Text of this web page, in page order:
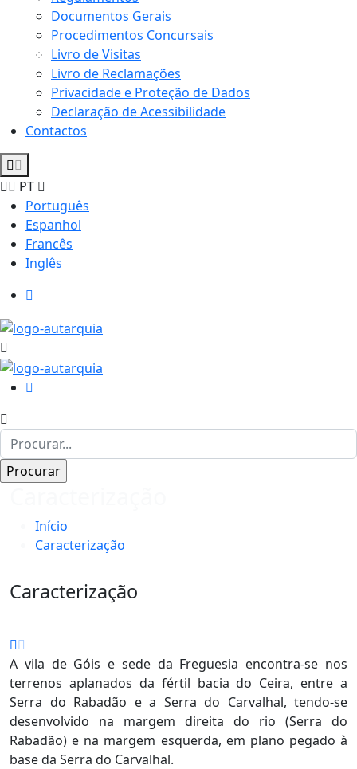
Documentos Gerais
Procedimentos Concursais
Livro de Visitas
Livro de Reclamações
Privacidade e Proteção de Dados
Declaração de Acessibilidade
Contactos
PT
Português
Espanhol
Francês
Inglês
Início
Caracterização
Caracterização
A vila de Góis e sede da Freguesia encontra-se nos
terrenos aplanados da fértil bacia do Ceira, entre a
Serra do Rabadão e a Serra do Carvalhal, tendo-se
desenvolvido na margem direita do rio (Serra do
Rabadão) e na margem esquerda, em plano pegado à
base da Serra do Carvalhal.